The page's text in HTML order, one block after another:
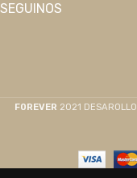
SEGUINOS
F0REVER 2021 DESAROLLO